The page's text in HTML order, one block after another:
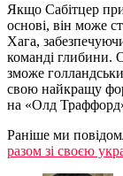
Якщо Сабітцер
основі, він може
Хага,
команді глибини.
зможе
свою найкращу
на «Олд
Раніше ми
разом зі своєю